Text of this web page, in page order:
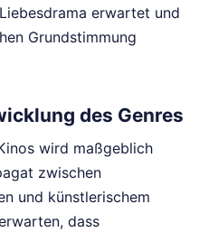
erwartet und
Grundstimmung
des Genres
wird maßgeblich
zwischen
und künstlerischem
dass